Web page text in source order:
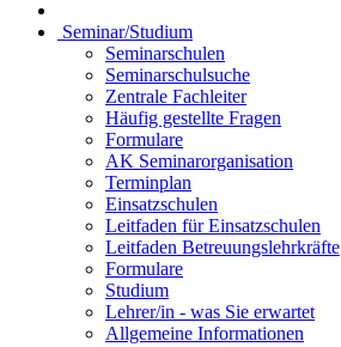
Seminar/Studium
Seminarschulen
Seminarschulsuche
Zentrale Fachleiter
Häufig gestellte Fragen
Formulare
AK Seminarorganisation
Terminplan
Einsatzschulen
Leitfaden für Einsatzschulen
Leitfaden Betreuungslehrkräfte
Formulare
Studium
Lehrer/in - was Sie erwartet
Allgemeine Informationen